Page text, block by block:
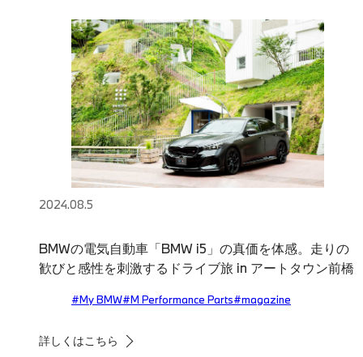
2024.08.5
BMWの電気自動車「BMW i5」の真価を体感。走りの
歓びと感性を刺激するドライブ旅 in アートタウン前橋
#My BMW#M Performance Parts#magazine
詳しくはこちら